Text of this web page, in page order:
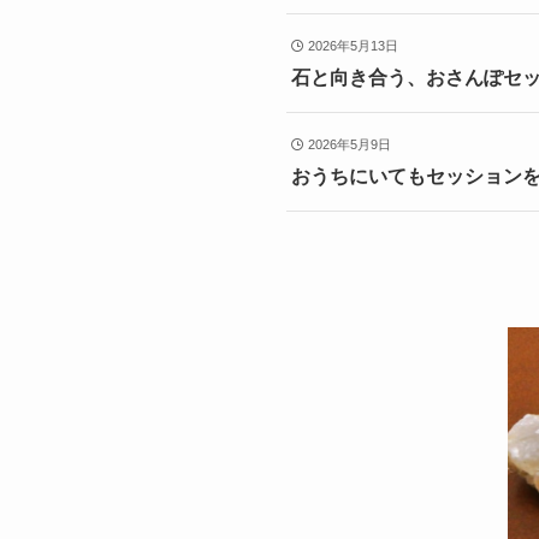
2026年5月13日
石と向き合う、おさんぽセ
2026年5月9日
おうちにいてもセッション